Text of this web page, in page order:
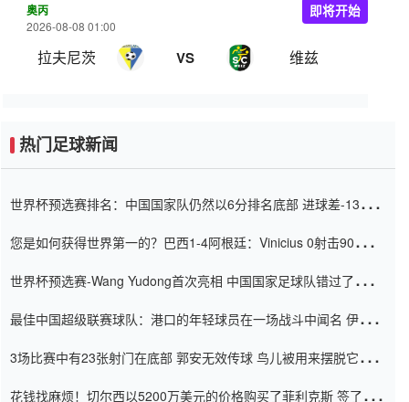
奥丙
2026-08-08 01:00
拉夫尼茨 VS 维兹
即将开始
热门足球新闻
世界杯预选赛排名：中国国家队仍然以6分排名底部 进球差-13令人
您是如何获得世界第一的？巴西1-4阿根廷：Vinicius 0射击90分钟
世界杯预选赛-Wang Yudong首次亮相 中国国家足球队错过了世界
最佳中国超级联赛球队：港口的年轻球员在一场战斗中闻名 伊万放
3场比赛中有23张射门在底部 郭安无效传球 鸟儿被用来摆脱它
花钱找麻烦！切尔西以5200万美元的价格购买了菲利克斯 签了7年